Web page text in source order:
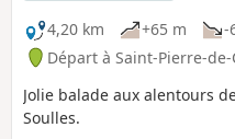
4,20 km
+65 m -
Départ à Saint-Pierre-
Jolie balade aux alentours
Soulles.